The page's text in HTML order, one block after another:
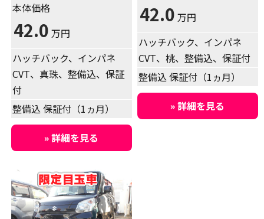
本体価格
42.0 万円
ハッチバック、インパネ
CVT、真珠、整備込、保証
付
整備込 保証付（1ヵ月）
» 詳細を見る
42.0 万円
ハッチバック、インパネ
CVT、桃、整備込、保証付
整備込 保証付（1ヵ月）
» 詳細を見る